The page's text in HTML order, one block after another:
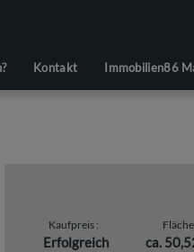
Kontakt Immobilien86
Kaufpreis
Erfolgreich
Fläche
ca.